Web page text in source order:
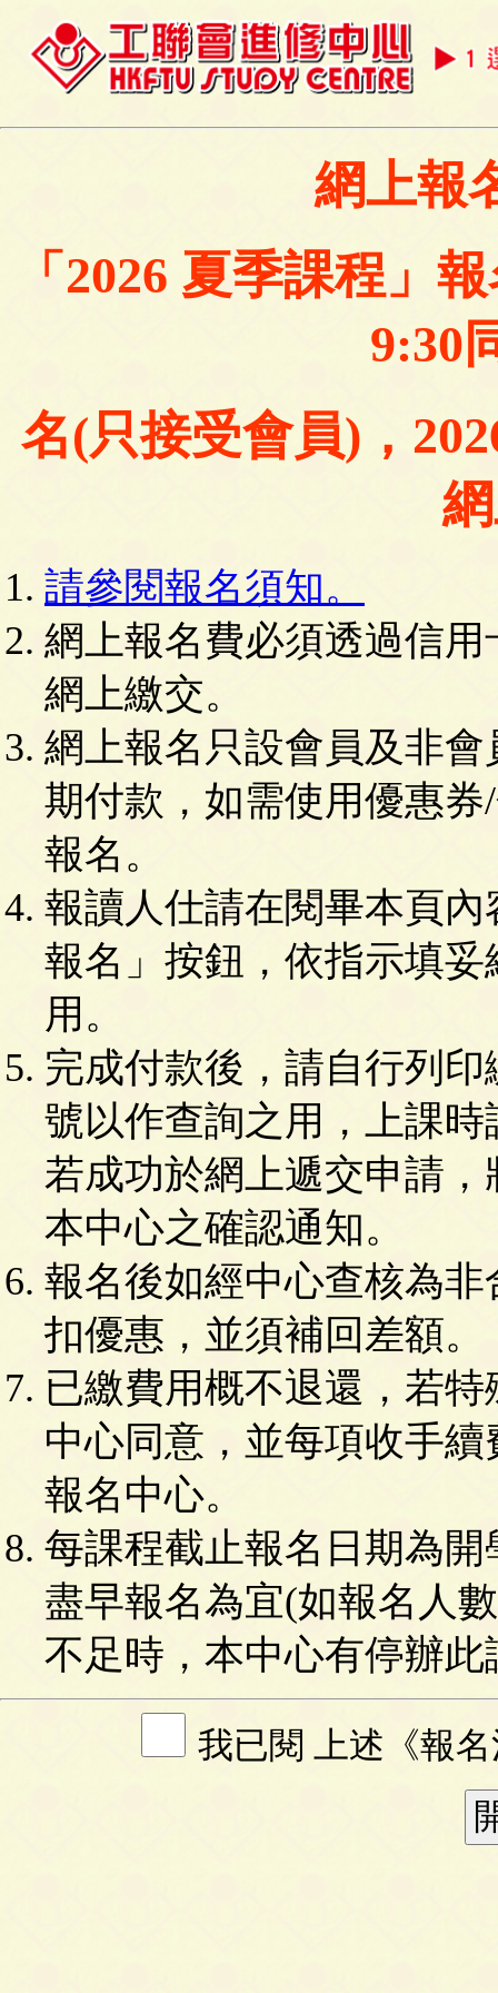
網上報
「2026 夏季課程」
9:30
名(只接受會員)，
請參閱報名須知。
網上報名費必須透過信用
網上繳交。
網上報名只設會員及非
期付款，如需使用優惠
報名。
報讀人仕請在閱畢本頁
報名」按鈕，依指示填
用。
完成付款後，請自行列
號以作查詢之用，上課
若成功於網上遞交申請
本中心之確認通知。
報名後如經中心查核為
扣優惠，並須補回差額。
已繳費用概不退還，若
中心同意，並每項收手
報名中心。
每課程截止報名日期為
盡早報名為宜(如報名人
不足時，本中心有停辦此
我已閱 上述《報